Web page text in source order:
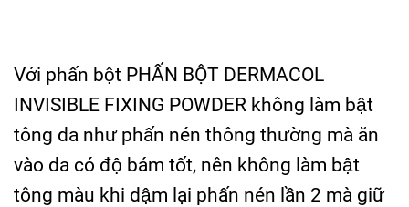
Với phấn bột PHẤN BỘT DERMACOL
INVISIBLE FIXING POWDER không làm bật
tông da như phấn nén thông thường mà ăn
vào da có độ bám tốt, nên không làm bật
tông màu khi dậm lại phấn nén lần 2 mà giữ